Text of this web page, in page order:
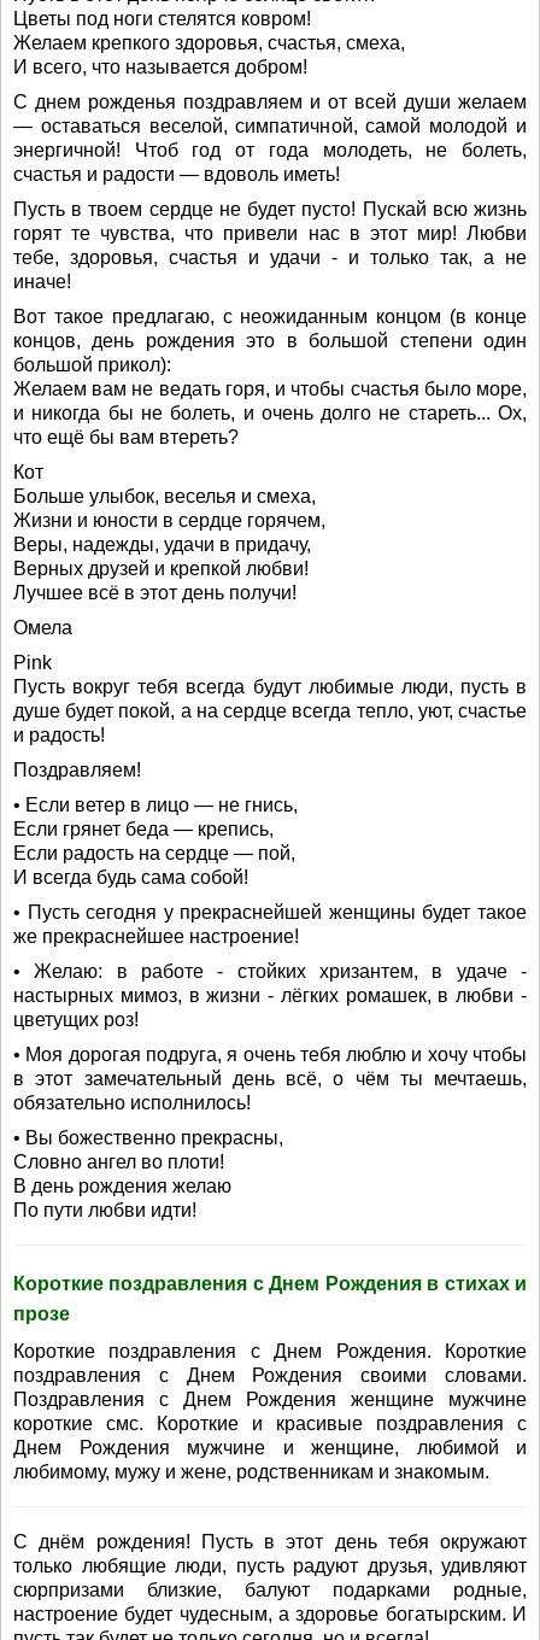
Цветы под ноги стелятся ковром!
Желаем крепкого здоровья, счастья, смеха,
И всего, что называется добром!
С днем рожденья поздравляем и от всей души желаем
— оставаться веселой, симпатичной, самой молодой и
энергичной! Чтоб год от года молодеть, не болеть,
счастья и радости — вдоволь иметь!
Пусть в твоем сердце не будет пусто! Пускай всю жизнь
горят те чувства, что привели нас в этот мир! Любви
тебе, здоровья, счастья и удачи - и только так, а не
иначе!
Вот такое предлагаю, с неожиданным концом (в конце
концов, день рождения это в большой степени один
большой прикол):
Желаем вам не ведать горя, и чтобы счастья было море,
и никогда бы не болеть, и очень долго не стареть... Ох,
что ещё бы вам втереть?
Кот
Больше улыбок, веселья и смеха,
Жизни и юности в сердце горячем,
Веры, надежды, удачи в придачу,
Верных друзей и крепкой любви!
Лучшее всё в этот день получи!
Омела
Pink
Пусть вокруг тебя всегда будут любимые люди, пусть в
душе будет покой, а на сердце всегда тепло, уют, счастье
и радость!
Поздравляем!
• Если ветер в лицо — не гнись,
Если грянет беда — крепись,
Если радость на сердце — пой,
И всегда будь сама собой!
• Пусть сегодня у прекраснейшей женщины будет такое
же прекраснейшее настроение!
• Желаю: в работе - стойких хризантем, в удаче -
настырных мимоз, в жизни - лёгких ромашек, в любви -
цветущих роз!
• Моя дорогая подруга, я очень тебя люблю и хочу чтобы
в этот замечательный день всё, о чём ты мечтаешь,
обязательно исполнилось!
• Вы божественно прекрасны,
Словно ангел во плоти!
В день рождения желаю
По пути любви идти!
Короткие поздравления с Днем Рождения в стихах и
прозе
Короткие поздравления с Днем Рождения. Короткие
поздравления с Днем Рождения своими словами.
Поздравления с Днем Рождения женщине мужчине
короткие смс. Короткие и красивые поздравления с
Днем Рождения мужчине и женщине, любимой и
любимому, мужу и жене, родственникам и знакомым.
С днём рождения! Пусть в этот день тебя окружают
только любящие люди, пусть радуют друзья, удивляют
сюрпризами близкие, балуют подарками родные,
настроение будет чудесным, а здоровье богатырским. И